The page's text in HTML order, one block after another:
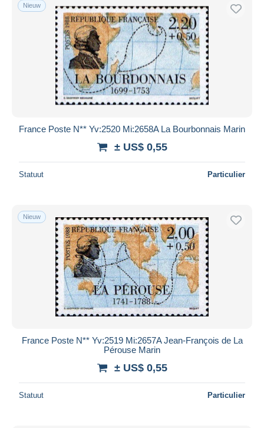
Nieuw
France Poste N** Yv:2520 Mi:2658A La Bourbonnais Marin
± US$ 0,55
Statuut Particulier
Nieuw
France Poste N** Yv:2519 Mi:2657A Jean-François de La
Pérouse Marin
± US$ 0,55
Statuut Particulier